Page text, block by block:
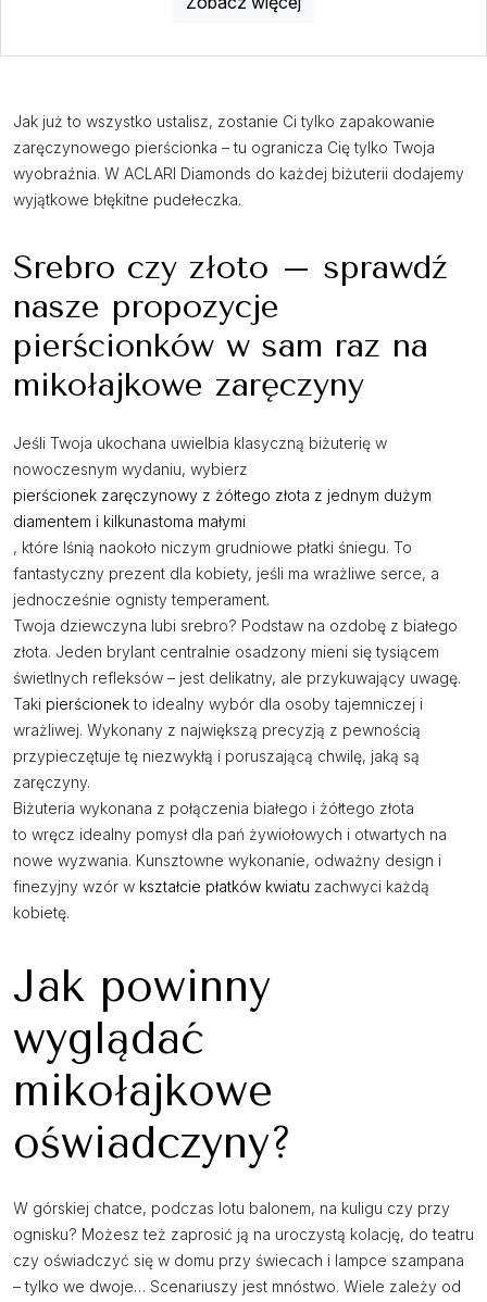
Jak już to wszystko ustalisz, zostanie Ci tylko zapakowanie
zaręczynowego pierścionka – tu ogranicza Cię tylko Twoja
wyobraźnia. W ACLARI Diamonds do każdej biżuterii dodajemy
wyjątkowe błękitne pudełeczka.
Srebro czy złoto – sprawdź
nasze propozycje
pierścionków w sam raz na
mikołajkowe zaręczyny
Jeśli Twoja ukochana uwielbia klasyczną biżuterię w
nowoczesnym wydaniu, wybierz
pierścionek zaręczynowy z żółtego złota z jednym dużym
diamentem i kilkunastoma małymi
, które lśnią naokoło niczym grudniowe płatki śniegu. To
fantastyczny prezent dla kobiety, jeśli ma wrażliwe serce, a
jednocześnie ognisty temperament.
Twoja dziewczyna lubi srebro? Podstaw na ozdobę z białego
złota. Jeden brylant centralnie osadzony mieni się tysiącem
świetlnych refleksów – jest delikatny, ale przykuwający uwagę.
Taki pierścionek to idealny wybór dla osoby tajemniczej i
wrażliwej. Wykonany z największą precyzją z pewnością
przypieczętuje tę niezwykłą i poruszającą chwilę, jaką są
zaręczyny.
Biżuteria wykonana z połączenia białego i żółtego złota
to wręcz idealny pomysł dla pań żywiołowych i otwartych na
nowe wyzwania. Kunsztowne wykonanie, odważny design i
finezyjny wzór w kształcie płatków kwiatu zachwyci każdą
kobietę.
Jak powinny
wyglądać
mikołajkowe
oświadczyny?
W górskiej chatce, podczas lotu balonem, na kuligu czy przy
ognisku? Możesz też zaprosić ją na uroczystą kolację, do teatru
czy oświadczyć się w domu przy świecach i lampce szampana
– tylko we dwoje… Scenariuszy jest mnóstwo. Wiele zależy od